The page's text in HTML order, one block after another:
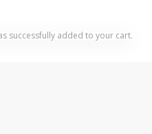
successfully added to your cart.